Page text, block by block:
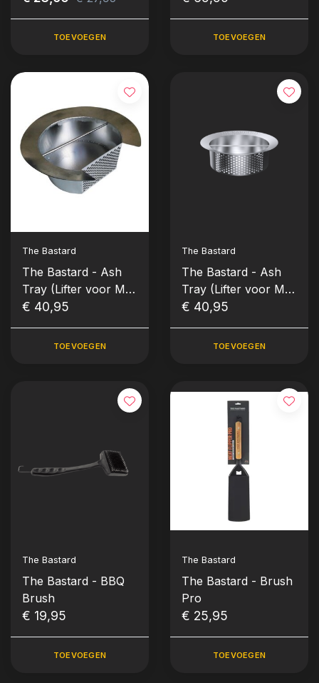
TOEVOEGEN TOEVOEGEN
The Bastard
The Bastard - Ash
Tray (Lifter voor M/L
< 2020)
€ 40,95
TOEVOEGEN
The Bastard
The Bastard - Ash
Tray (Lifter voor M/L
> 2020)
€ 40,95
TOEVOEGEN
The Bastard
The Bastard - BBQ
Brush
€ 19,95
TOEVOEGEN
The Bastard
The Bastard - Brush
Pro
€ 25,95
TOEVOEGEN